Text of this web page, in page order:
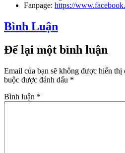
Fanpage: https://
Bình Luận
Để lại một bình luận
Email của bạn sẽ không được hiển thị
buộc được đánh dấu *
Bình luận *